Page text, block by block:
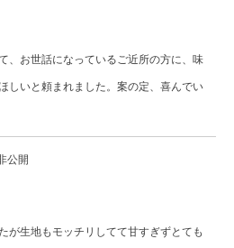
、お世話になっているご近所の方に、味
しいと頼まれました。案の定、喜んでい
公開
が生地もモッチリしてて甘すぎずとても